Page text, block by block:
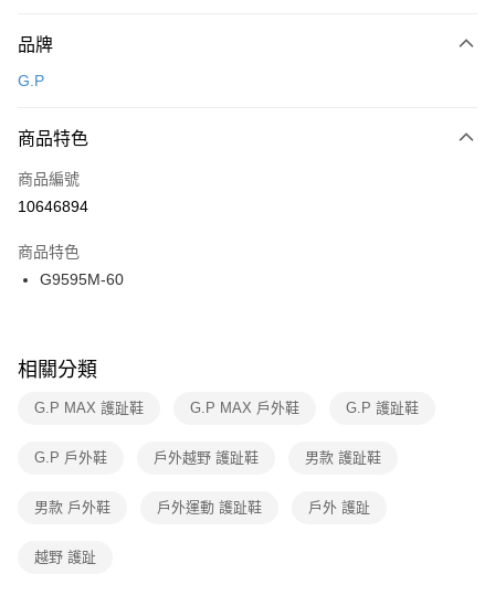
台灣樂天信用卡公司
【關於「AFTEE先享後付」】
便利好安心！
３．安心：先確認商品／服務後，再付款。
【「AFTEE先享後付」結帳流程】
１．於結帳方式選擇「AFTEE先享後付」後，將跳轉至「AFTEE先享後付」
２．訂單成立數日內，您將收到繳費通知簡訊。
３．收到繳費通知簡訊後14天內，點擊此簡訊中的連結，可透過四大超商／
ATM／網路銀行／等多元方式進行付款，方視為交易完成。
※ 交易是否成功請以「AFTEE先享後付 」之結帳頁面顯示為準，若有關於
是否繳費成功／繳費後需取消欲退款等相關疑問，請聯繫「AFTEE先享後付
客戶支援中心」https://netprotections.freshdesk.com/support/home
１．透過由恩沛科技股份有限公司提供之「AFTEE先享後付」服務完成之交
權轉讓予恩沛科技股份有限公司。
３．未成年的使用者請事先徵得法定代理人或監護人之同意方可使用
運送方式
每筆NT$100，滿NT$1,500(含以上)免運費
宅配
每筆NT$100，滿NT$1,500(含以上)免運費
付款後門市自取
每筆NT$100，滿NT$1,500(含以上)免運費
品牌
G.P
商品特色
商品編號
10646894
商品特色
G9595M-60
相關分類
G.P MAX 護趾鞋 G.P MAX 戶外鞋 G.P 護趾鞋
G.P 戶外鞋 戶外越野 護趾鞋 男款 護趾鞋
男款 戶外鞋 戶外運動 護趾鞋 戶外 護趾
越野 護趾